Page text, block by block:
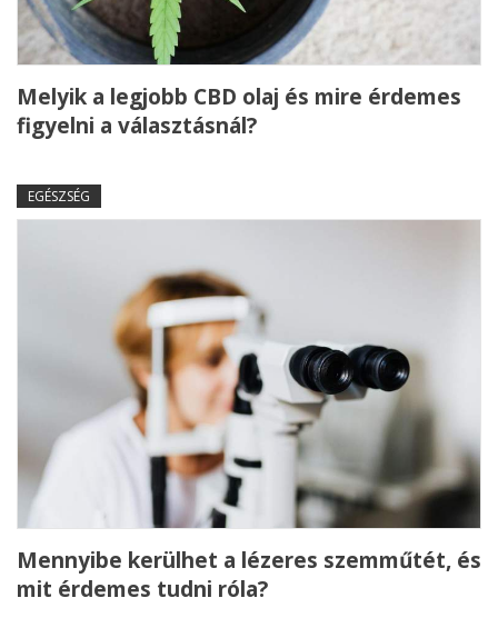
Melyik a legjobb CBD olaj és mire érdemes
figyelni a választásnál?
EGÉSZSÉG
Mennyibe kerülhet a lézeres szemműtét, és
mit érdemes tudni róla?